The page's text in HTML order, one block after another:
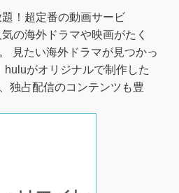
！超定番の動画サービ
の海外ドラマや映画がたく
見たい海外ドラマが見つかっ
huluがオリジナルで制作した
独占配信のコンテンツも豊